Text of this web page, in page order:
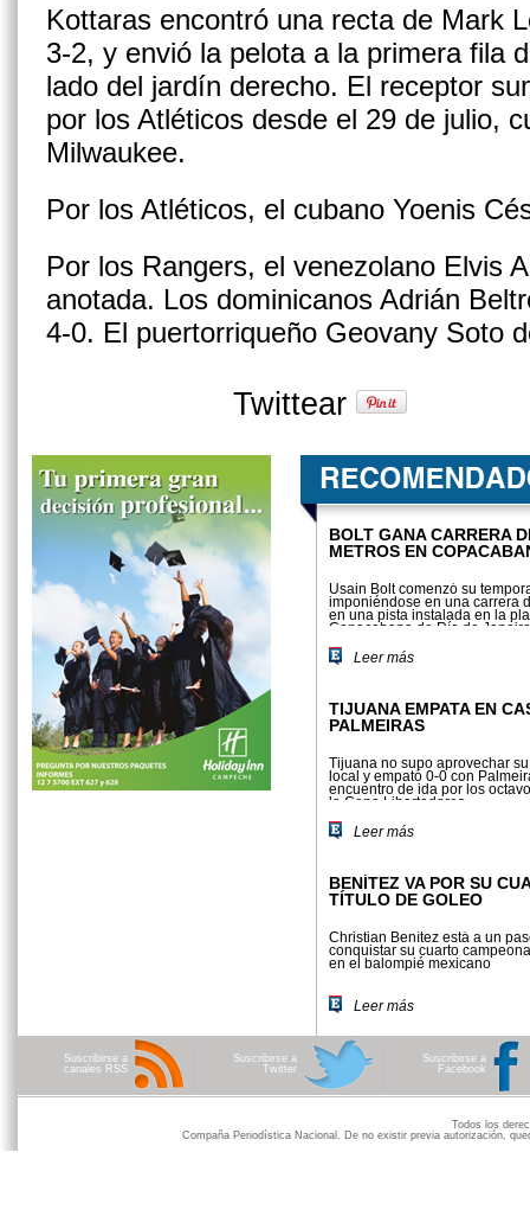
Kottaras encontró una recta de Mark
3-2, y envió la pelota a la primera fila
lado del jardín derecho. El receptor
por los Atléticos desde el 29 de julio,
Milwaukee.
Por los Atléticos, el cubano Yoenis
Por los Rangers, el venezolano Elvis
anotada. Los dominicanos Adrián
4-0. El puertorriqueño Geovany Soto
Twittear
BOLT GANA CARRERA
METROS EN
Usain Bolt comenzó su
imponiéndose en una carrera
en una pista instalada en la
Copacabana de Río de Janeiro
Leer más
TIJUANA EMPATA EN
PALMEIRAS
Tijuana no supo aprovechar
local y empató 0-0 con
encuentro de ida por los
la Copa Libertadores
Leer más
BENÍTEZ VA POR SU
TÍTULO DE GOLEO
Christian Benítez está a un
conquistar su cuarto
en el balompié mexicano
Leer más
Suscribirse a
canales RSS
Suscribirse a
Twitter
Suscribirse a
Facebook
Todos los
Compaña Periodística Nacional. De no existir previa autorización,